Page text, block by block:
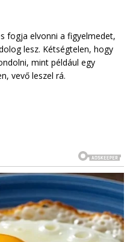
fogja elvonni a figyelmedet,
lesz. Kétségtelen, hogy
mint például egy
vevő leszel rá.